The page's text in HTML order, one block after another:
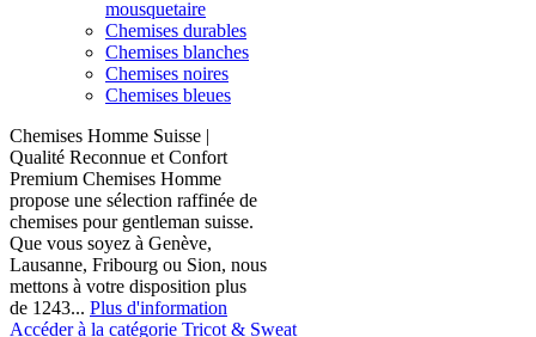
mousquetaire
Chemises durables
Chemises blanches
Chemises noires
Chemises bleues
Chemises Homme Suisse |
Qualité Reconnue et Confort
Premium Chemises Homme
propose une sélection raffinée de
chemises pour gentleman suisse.
Que vous soyez à Genève,
Lausanne, Fribourg ou Sion, nous
mettons à votre disposition plus
de 1243... Plus d'information
Accéder à la catégorie Tricot & Sweat